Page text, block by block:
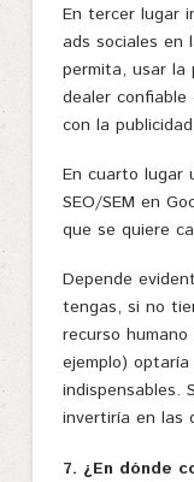
En tercer lugar
ads sociales en
permita, usar la
dealer
con la
En cuarto lugar
SEO/SEM en
que se quiere
Depende
tengas, si no
recurso
ejemplo)
indispensables.
invertiría en las
7. ¿En dónde